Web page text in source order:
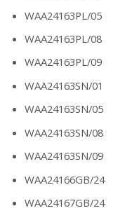
WAA24163PL/05
WAA24163PL/08
WAA24163PL/09
WAA24163SN/01
WAA24163SN/05
WAA24163SN/08
WAA24163SN/09
WAA24166GB/24
WAA24167GB/24